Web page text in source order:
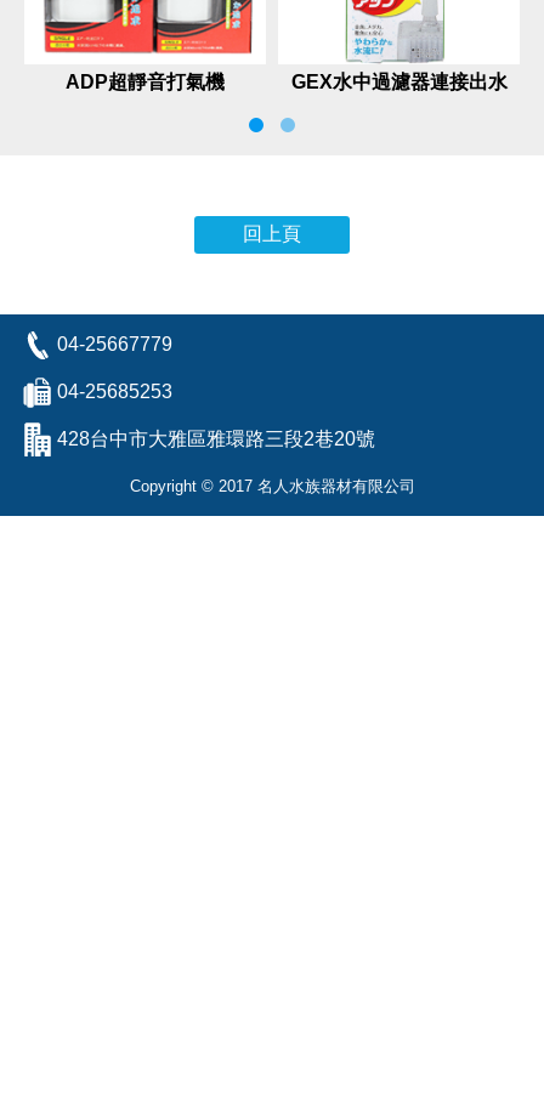
ADP超靜音打氣機
GEX水中過濾器連接出水
回上頁
04-25667779
04-25685253
428台中市大雅區雅環路三段2巷20號
Copyright © 2017 名人水族器材有限公司